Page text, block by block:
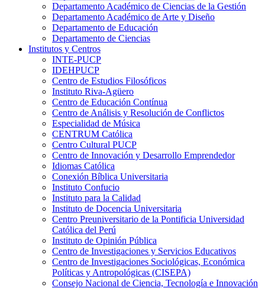
Departamento Académico de Ciencias de la Gestión
Departamento Académico de Arte y Diseño
Departamento de Educación
Departamento de Ciencias
Institutos y Centros
INTE-PUCP
IDEHPUCP
Centro de Estudios Filosóficos
Instituto Riva-Agüero
Centro de Educación Contínua
Centro de Análisis y Resolución de Conflictos
Especialidad de Música
CENTRUM Católica
Centro Cultural PUCP
Centro de Innovación y Desarrollo Emprendedor
Idiomas Católica
Conexión Bíblica Universitaria
Instituto Confucio
Instituto para la Calidad
Instituto de Docencia Universitaria
Centro Preuniversitario de la Pontificia Universidad
Católica del Perú
Instituto de Opinión Pública
Centro de Investigaciones y Servicios Educativos
Centro de Investigaciones Sociológicas, Económica
Políticas y Antropológicas (CISEPA)
Consejo Nacional de Ciencia, Tecnología e Innovación